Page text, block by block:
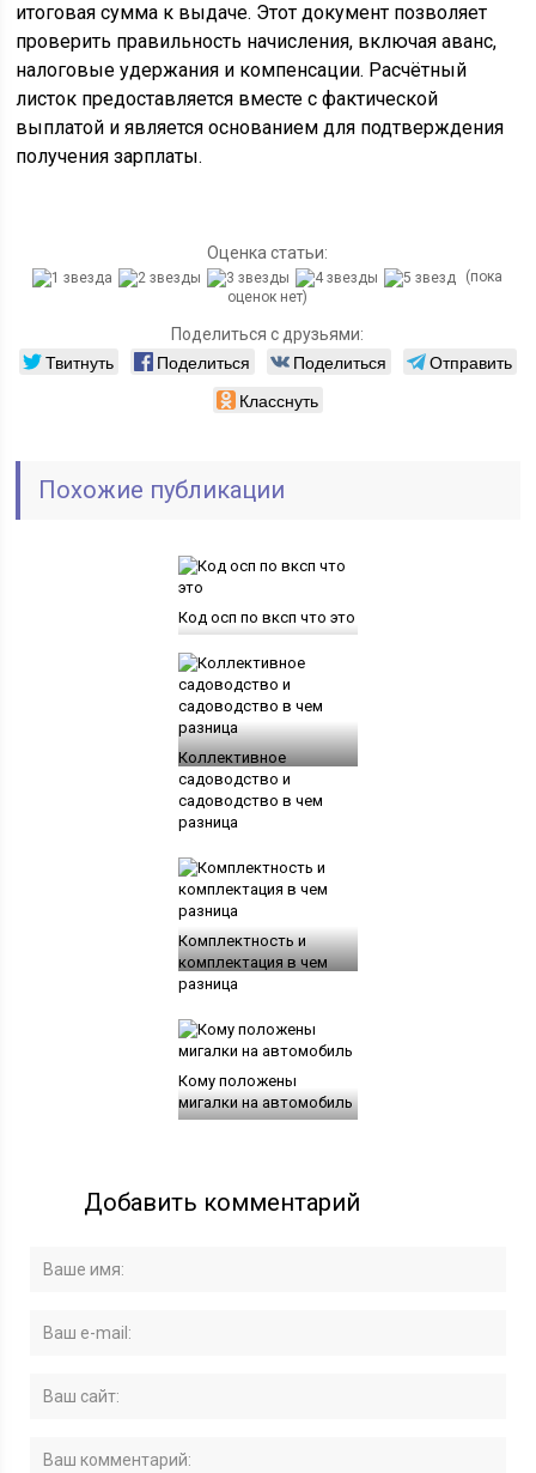
итоговая сумма к выдаче. Этот документ позволяет
проверить правильность начисления, включая аванс,
налоговые удержания и компенсации. Расчётный
листок предоставляется вместе с фактической
выплатой и является основанием для подтверждения
получения зарплаты.
Оценка статьи:
(пока
оценок нет)
Поделиться с друзьями:
Твитнуть Поделиться Поделиться
Отправить
Класснуть
Похожие публикации
Код осп по вксп что это
Коллективное
садоводство и
садоводство в чем
разница
Комплектность и
комплектация в чем
разница
Кому положены
мигалки на автомобиль
Добавить комментарий